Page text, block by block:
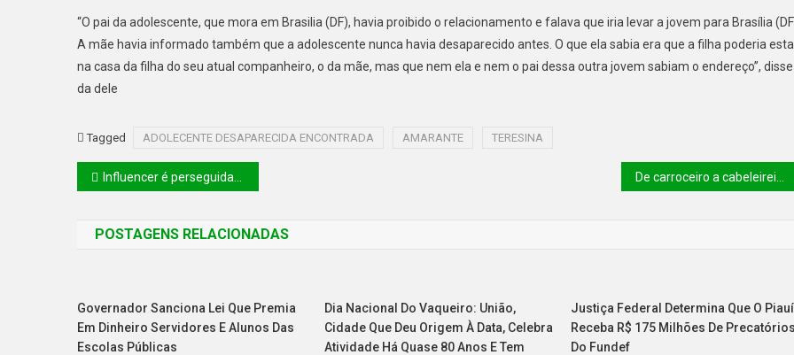
“O pai da adolescente, que mora em Brasilia (DF), havia proibido o relacionamento e falava que iria levar a jovem para Brasília
A mãe havia informado também que a adolescente nunca havia desaparecido antes. O que ela sabia era que a filha poderia
na casa da filha do seu atual companheiro, o da mãe, mas que nem ela e nem o pai dessa outra jovem sabiam o endereço”, disse
da dele
Tagged ADOLECENTE DESAPARECIDA ENCONTRADA AMARANTE TERESINA
Influencer é perseguida e morta a tiros ao sair de clube na Avenida João XXIII, em Teresina
POSTAGENS RELACIONADAS
Governador Sanciona Lei Que Premia
Em Dinheiro Servidores E Alunos Das
Escolas Públicas
Dia Nacional Do Vaqueiro: União,
Cidade Que Deu Origem À Data, Celebra
Atividade Há Quase 80 Anos E Tem
Justiça Federal Determina Que O Piauí
Receba R$ 175 Milhões De
Do Fundef